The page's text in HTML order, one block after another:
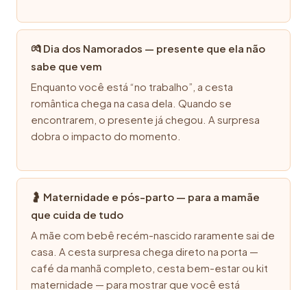
💏 Dia dos Namorados — presente que ela não
sabe que vem
Enquanto você está “no trabalho”, a cesta
romântica chega na casa dela. Quando se
encontrarem, o presente já chegou. A surpresa
dobra o impacto do momento.
🤰 Maternidade e pós-parto — para a mamãe
que cuida de tudo
A mãe com bebê recém-nascido raramente sai de
casa. A cesta surpresa chega direto na porta —
café da manhã completo, cesta bem-estar ou kit
maternidade — para mostrar que você está